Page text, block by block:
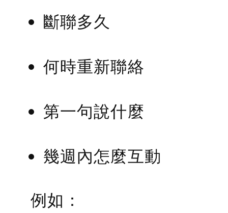
斷聯多久
何時重新聯絡
第一句說什麼
幾週內怎麼互動
例如：